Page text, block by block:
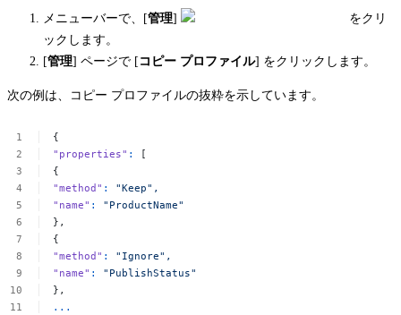
メニューバーで、[管理]
をクリ
ックします。
[管理] ページで [ コピー プロファイル] をクリックします。
次の例は、コピー プロファイルの抜粋を示しています。
{
"properties" :
[
{
"method" :
"Keep",
"name" :
"ProductName"
},
{
"method" :
"Ignore",
"name" :
"PublishStatus"
},
...